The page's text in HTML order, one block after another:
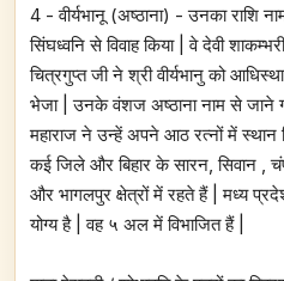
4 - वीर्यभानू (अष्ठाना) - उनका राशि
सिंघध्वनि से विवाह किया | वे देवी
चित्रगुप्त जी ने श्री वीर्यभानु को
भेजा | उनके वंशज अष्ठाना नाम से जाने
महाराज ने उन्हें अपने आठ रत्नों में
कई जिले और बिहार के सारन, सिवान ,
और भागलपुर क्षेत्रों में रहते हैं | मध्य
योग्य है | वह ५ अल में विभाजित हैं |